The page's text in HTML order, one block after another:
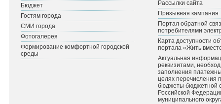
Бюджет
Гостям города
СМИ города
Фотогалерея
Формирование комфортной городской
среды
Рассылки сайта
Призывная кампания
Портал обратной
потребителями
Карта доступности
портала «Жить
Актуальная
реквизитами,
заполнения
целях перечисления
бюджеты бюджетной
Российской
муниципального